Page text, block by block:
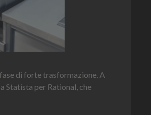
di forte trasformazione. A
Statista per Rational, che